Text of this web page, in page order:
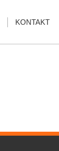
KONTAKT